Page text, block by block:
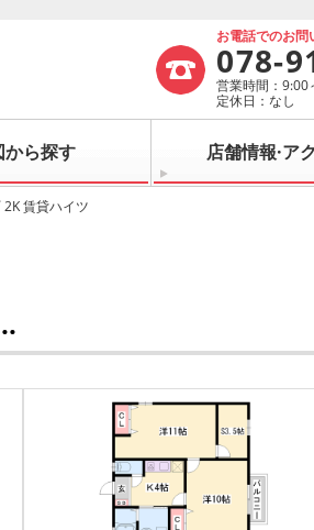
お電話でのお問
078-
営業時間：9:00
定休日：なし
から探す 店舗情報·ア
賃貸ハイツ